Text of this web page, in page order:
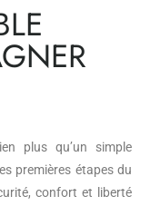
plus qu’un simple
premières étapes du
confort et liberté